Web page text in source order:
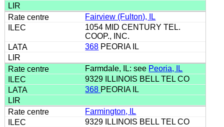
Fairview (Fulton), IL
1054 MID CENTURY TEL.
COOP., INC.
368 PEORIA IL
Farmdale, IL: see Peoria, IL
9329 ILLINOIS BELL TEL CO
368 PEORIA IL
Farmington, IL
9329 ILLINOIS BELL TEL CO